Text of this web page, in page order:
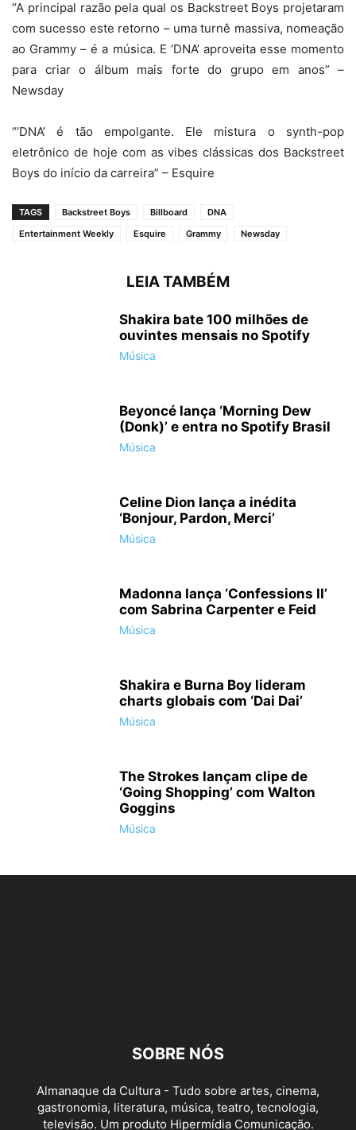
“A principal razão pela qual os Backstreet Boys projetaram
com sucesso este retorno – uma turnê massiva, nomeação
ao Grammy – é a música. E ‘DNA’ aproveita esse momento
para criar o álbum mais forte do grupo em anos” –
Newsday
“’DNA’ é tão empolgante. Ele mistura o synth-pop
eletrônico de hoje com as vibes clássicas dos Backstreet
Boys do início da carreira” – Esquire
TAGS Backstreet Boys Billboard
DNA
Entertainment Weekly
Esquire Grammy Newsday
LEIA TAMBÉM
Shakira bate 100 milhões de
ouvintes mensais no Spotify
Música
Beyoncé lança ‘Morning Dew
(Donk)’ e entra no Spotify Brasil
Música
Celine Dion lança a inédita
‘Bonjour, Pardon, Merci’
Música
Madonna lança ‘Confessions II’
com Sabrina Carpenter e Feid
Música
Shakira e Burna Boy lideram
charts globais com ‘Dai Dai’
Música
The Strokes lançam clipe de
‘Going Shopping’ com Walton
Goggins
Música
SOBRE NÓS
Almanaque da Cultura - Tudo sobre artes, cinema,
gastronomia, literatura, música, teatro, tecnologia,
televisão. Um produto Hipermídia Comunicação.